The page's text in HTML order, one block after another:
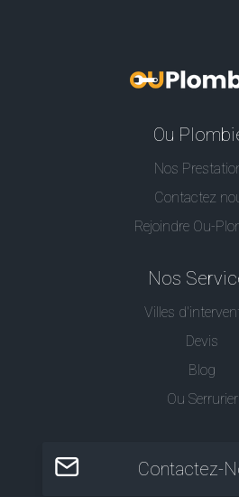
Ou
Nos
Contactez
Rejoindre Ou-
Nos
Villes
Devis
Blog
Ou Serrurier
Contactez-